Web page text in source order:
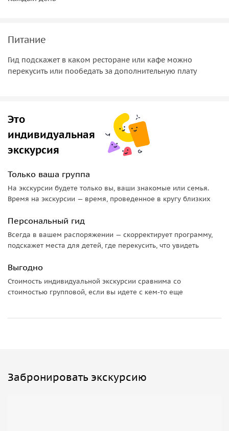
Питание
Гид подскажет в каком ресторане или кафе можно
перекусить или пообедать за дополнительную плату
Это
индивидуальная
экскурсия
Только ваша группа
На экскурсии будете только вы, ваши знакомые или семья.
Время на экскурсии — время, проведенное в кругу близких
Персональный гид
Всегда в вашем распоряжении — скорректирует программу,
подскажет места для детей, где перекусить, что увидеть
Выгодно
Стоимость индивидуальной экскурсии сравнима со
стоимостью групповой, если вы идете с кем-то еще
Забронировать экскурсию